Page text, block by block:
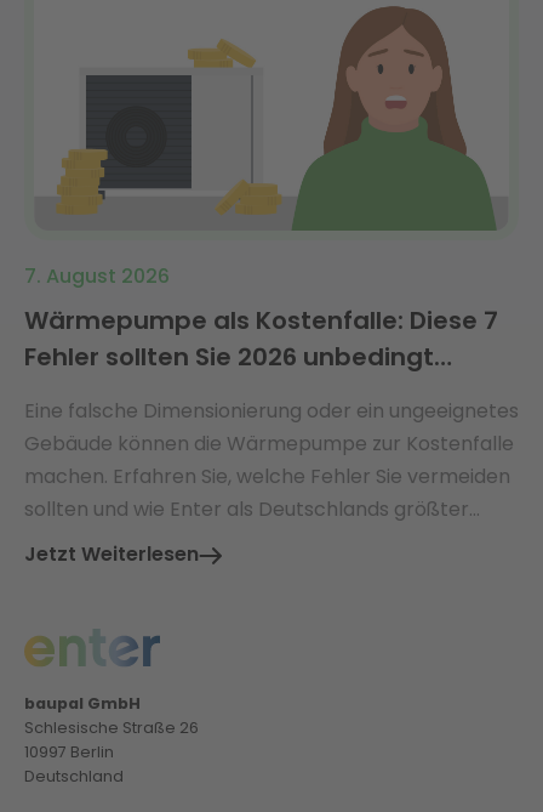
7. August 2026
Wärmepumpe als Kostenfalle: Diese 7
Fehler sollten Sie 2026 unbedingt
Eine falsche Dimensionierung oder ein ungeeignetes
Gebäude können die Wärmepumpe zur Kostenfalle
machen. Erfahren Sie, welche Fehler Sie vermeiden
sollten und wie Enter als Deutschlands größter
Energieberater Sie vor versteckten Kosten schützt.
Jetzt Weiterlesen
baupal GmbH
Schlesische Straße 26
10997 Berlin
Deutschland